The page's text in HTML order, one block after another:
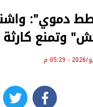
وتمنع